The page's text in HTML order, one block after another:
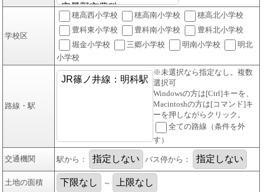
学校区
穂高西小学校 穂高南小学校
穂高北小学校
豊科東小学校
豊科南小学校
豊科北小学校
堀金小学校
三郷小学校 明南小学校
明北
小学校
路線・駅
※未選択なら指定なし。複数
選択可
Windowsの方は[Ctrl]キーを、
Macintoshの方は[コマンド]キ
ーを押しながらクリック。
全ての路線（条件を外
す）
交通機関 駅から： バス停から：
土地の面積 ～